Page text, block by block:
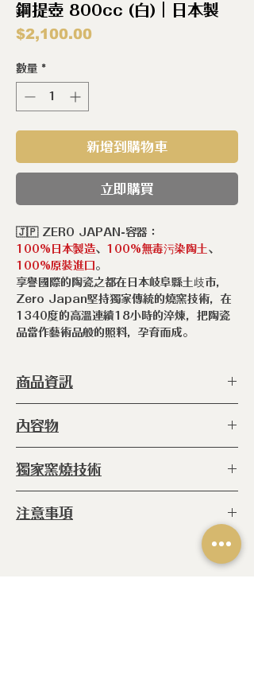
鋼提壺 800cc (白)｜日本製
$2,100.00價
數量 *
新增到購物車
立即購買
🇯🇵 ZERO JAPAN-容器：
100%日本製造、 100%無毒污染陶土、
100%原裝進口 。
享譽國際的陶瓷之都在日本岐阜縣土歧市，
Zero Japan堅持獨家傳統的燒窯技術，在
1340度的高溫連續18小時的淬煉，把陶瓷
品當作藝術品般的照料，孕育而成。
商品資訊
種 類 ：
塗 層 ：手工上釉（食品級）
尺 寸 ：165 x 130 x 185 h
容 量 ：800cc
產 地 ：
內容物
◆不鏽鋼18-10原廠上蓋 x 1
◆濾網 x 1
獨家窯燒技術
(未上釉) 再放進爐內1340℃的高溫燒
注意事項
◆ 請勿將未擦乾湯勺或物品放入
◆職人手作陶瓷商品，每個商品都是